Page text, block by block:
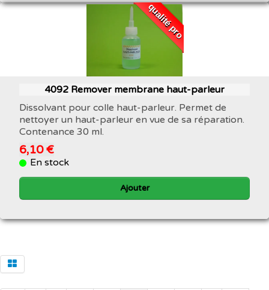
qualité pro
4092 Remover membrane haut-parleur
Dissolvant pour colle haut-parleur. Permet de
nettoyer un haut-parleur en vue de sa réparation.
Contenance 30 ml.
6,10 €
En stock
Ajouter